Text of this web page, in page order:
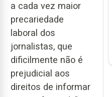
a cada vez maior
precariedade
laboral dos
jornalistas, que
dificilmente não é
prejudicial aos
direitos de informar